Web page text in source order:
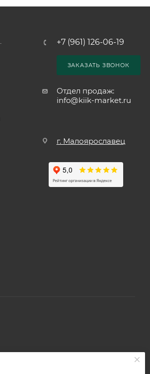
+7 (961) 126-06-19
ЗАКАЗАТЬ ЗВОНОК
Отдел продаж:
info@kiik-market.ru
г. Малоярославец